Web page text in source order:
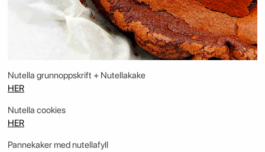
Nutella grunnoppskrift + Nutellakake
HER
Nutella cookies
HER
Pannekaker med nutellafyll